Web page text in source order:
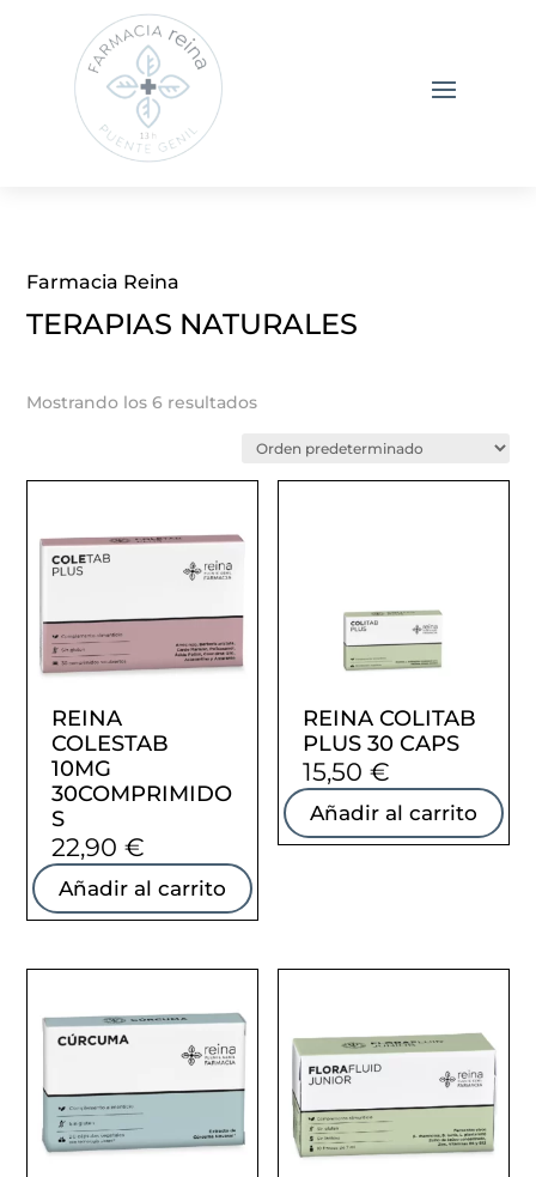
Farmacia Reina
TERAPIAS NATURALES
Mostrando los 6 resultados
REINA
COLESTAB
10MG
30COMPRIMIDO
S
22,90€
Añadir al carrito
REINA COLITAB
PLUS 30 CAPS
15,50€
Añadir al carrito